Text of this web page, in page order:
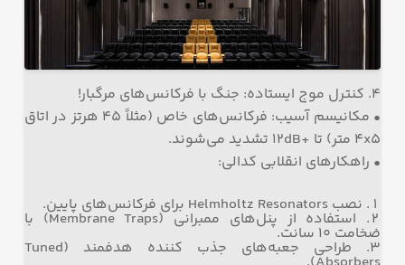
۴. کنترل موج ایستاده: جنگ با فرکانس‌های مرگبار!
• مکانیسم آسیب: فرکانس‌های خاص (مثلاً ۴۵ هرتز در اتاق
۴x۵ متر) تا +۱۲dB تشدید می‌شوند.
• راهکارهای انقلابی کدالی:
نصب Helmholtz Resonators برای فرکانس‌های پایین.
استفاده از پنل‌های ممبرانی (Membrane Traps) با
ضخامت ۱۰ سانت.
طراحی جعبه‌های جذب کننده هدفمند (Tuned